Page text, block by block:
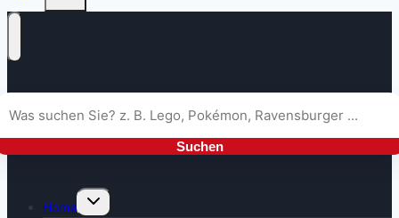
Suchen
Home
Untermenü
umschalten